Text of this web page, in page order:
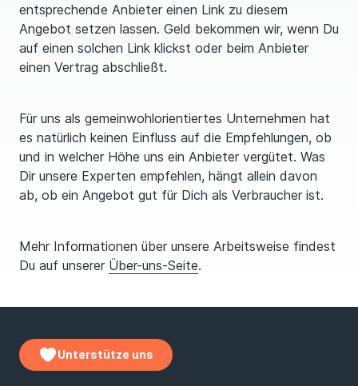
entsprechende Anbieter einen Link zu diesem
Angebot setzen lassen. Geld bekommen wir, wenn Du
auf einen solchen Link klickst oder beim Anbieter
einen Vertrag abschließt.
Für uns als gemeinwohlorientiertes Unternehmen hat
es natürlich keinen Einfluss auf die Empfehlungen, ob
und in welcher Höhe uns ein Anbieter vergütet. Was
Dir unsere Experten empfehlen, hängt allein davon
ab, ob ein Angebot gut für Dich als Verbraucher ist.
Mehr Informationen über unsere Arbeitsweise findest
Du auf unserer Über-uns-Seite.
Unterstütze uns